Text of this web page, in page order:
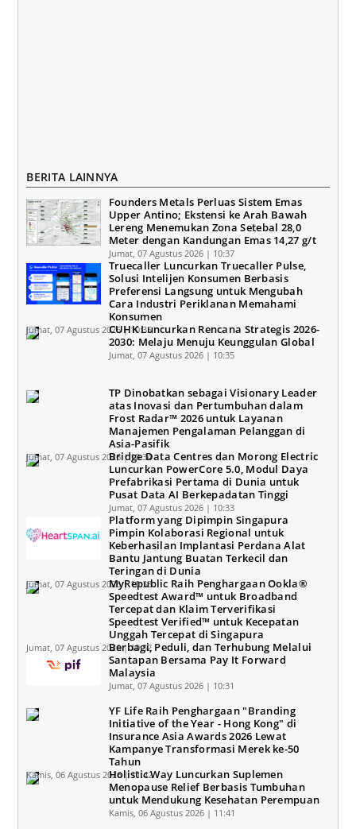
BERITA LAINNYA
Founders Metals Perluas Sistem Emas
Upper Antino; Ekstensi ke Arah Bawah
Lereng Menemukan Zona Setebal 28,0
Meter dengan Kandungan Emas 14,27 g/t
Jumat, 07 Agustus 2026 | 10:37
Truecaller Luncurkan Truecaller Pulse,
Solusi Intelijen Konsumen Berbasis
Preferensi Langsung untuk Mengubah
Cara Industri Periklanan Memahami
Konsumen
Jumat, 07 Agustus 2026 | 10:35CUHK Luncurkan Rencana Strategis 2026-
2030: Melaju Menuju Keunggulan Global
Jumat, 07 Agustus 2026 | 10:35
TP Dinobatkan sebagai Visionary Leader
atas Inovasi dan Pertumbuhan dalam
Frost Radar™ 2026 untuk Layanan
Manajemen Pengalaman Pelanggan di
Asia-Pasifik
Jumat, 07 Agustus 2026 | 10:34Bridge Data Centres dan Morong Electric
Luncurkan PowerCore 5.0, Modul Daya
Prefabrikasi Pertama di Dunia untuk
Pusat Data AI Berkepadatan Tinggi
Jumat, 07 Agustus 2026 | 10:33
Platform yang Dipimpin Singapura
Pimpin Kolaborasi Regional untuk
Keberhasilan Implantasi Perdana Alat
Bantu Jantung Buatan Terkecil dan
Teringan di Dunia
Jumat, 07 Agustus 2026 | 10:33MyRepublic Raih Penghargaan Ookla®
Speedtest Award™ untuk Broadband
Tercepat dan Klaim Terverifikasi
Speedtest Verified™ untuk Kecepatan
Unggah Tercepat di Singapura
Jumat, 07 Agustus 2026 | 10:32Berbagi, Peduli, dan Terhubung Melalui
Santapan Bersama Pay It Forward
Malaysia
Jumat, 07 Agustus 2026 | 10:31
YF Life Raih Penghargaan "Branding
Initiative of the Year - Hong Kong" di
Insurance Asia Awards 2026 Lewat
Kampanye Transformasi Merek ke-50
Tahun
Kamis, 06 Agustus 2026 | 11:42Holistic Way Luncurkan Suplemen
Menopause Relief Berbasis Tumbuhan
untuk Mendukung Kesehatan Perempuan
Kamis, 06 Agustus 2026 | 11:41